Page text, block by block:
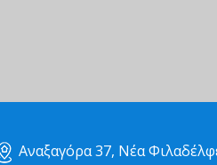
Αναξαγόρα 37, Νέα